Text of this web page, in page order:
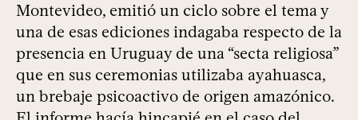
Montevideo, emitió un ciclo sobre el tema y
una de esas ediciones indagaba respecto de la
presencia en Uruguay de una “secta religiosa”
que en sus ceremonias utilizaba ayahuasca,
un brebaje psicoactivo de origen amazónico.